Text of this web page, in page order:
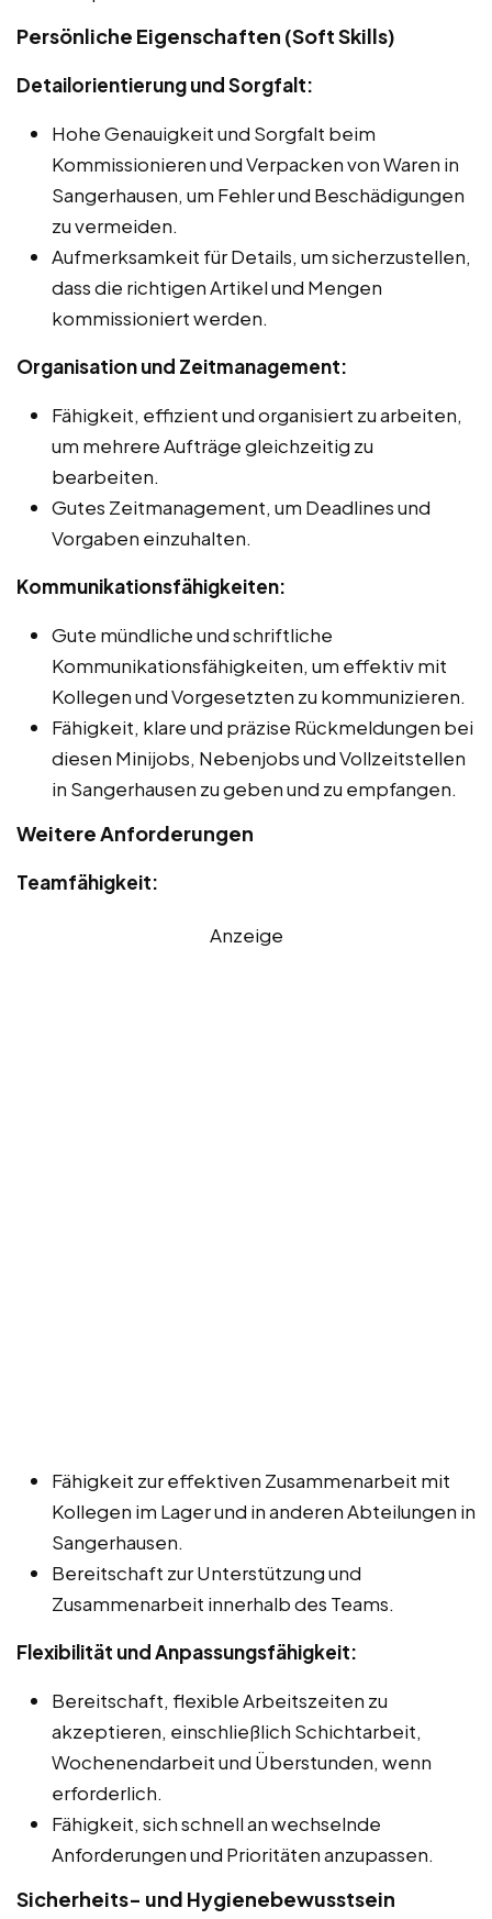
Persönliche Eigenschaften (Soft Skills)
Detailorientierung und Sorgfalt:
Hohe Genauigkeit und Sorgfalt beim
Kommissionieren und Verpacken von Waren in
Sangerhausen, um Fehler und Beschädigungen
zu vermeiden.
Aufmerksamkeit für Details, um sicherzustellen,
dass die richtigen Artikel und Mengen
kommissioniert werden.
Organisation und Zeitmanagement:
Fähigkeit, effizient und organisiert zu arbeiten,
um mehrere Aufträge gleichzeitig zu
bearbeiten.
Gutes Zeitmanagement, um Deadlines und
Vorgaben einzuhalten.
Kommunikationsfähigkeiten:
Gute mündliche und schriftliche
Kommunikationsfähigkeiten, um effektiv mit
Kollegen und Vorgesetzten zu kommunizieren.
Fähigkeit, klare und präzise Rückmeldungen bei
diesen Minijobs, Nebenjobs und Vollzeitstellen
in Sangerhausen zu geben und zu empfangen.
Weitere Anforderungen
Teamfähigkeit:
Anzeige
Fähigkeit zur effektiven Zusammenarbeit mit
Kollegen im Lager und in anderen Abteilungen in
Sangerhausen.
Bereitschaft zur Unterstützung und
Zusammenarbeit innerhalb des Teams.
Flexibilität und Anpassungsfähigkeit:
Bereitschaft, flexible Arbeitszeiten zu
akzeptieren, einschließlich Schichtarbeit,
Wochenendarbeit und Überstunden, wenn
erforderlich.
Fähigkeit, sich schnell an wechselnde
Anforderungen und Prioritäten anzupassen.
Sicherheits- und Hygienebewusstsein